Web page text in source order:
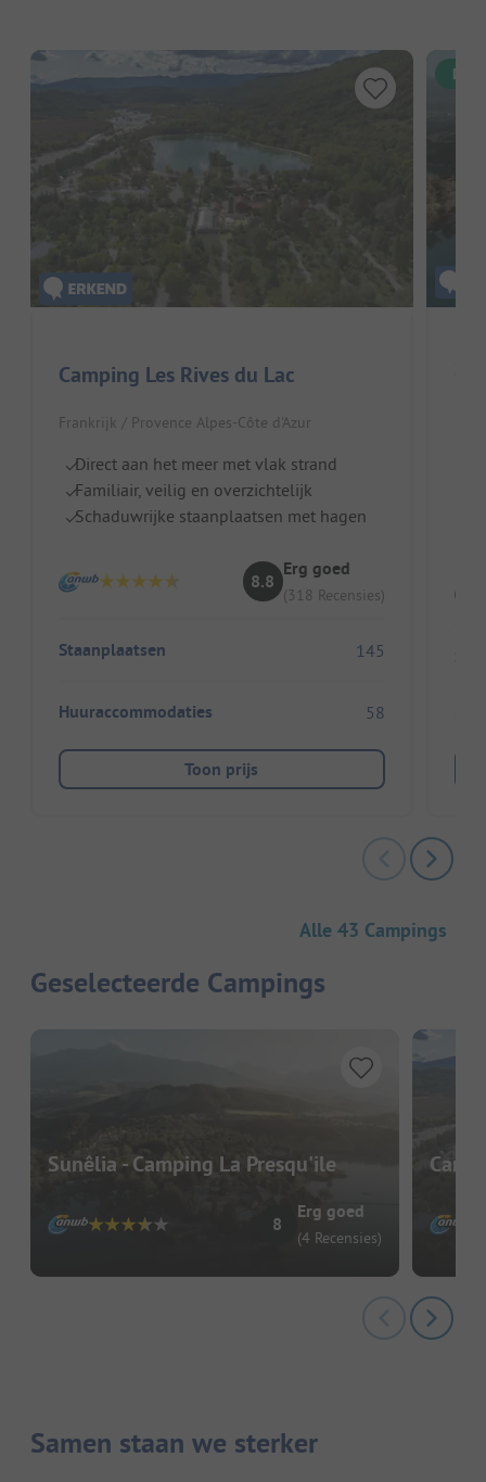
Camping Les Rives du Lac
Frankrijk / Provence Alpes-Côte d'Azur
Direct aan het meer met vlak strand
Familiair, veilig en overzichtelijk
Schaduwrijke staanplaatsen met hagen
8.8
Erg goed
(318 Recensies)
Staanplaatsen 145
Huuraccommodaties 58
Toon prijs
Alle 43 Campings
Geselecteerde Campings
Sunêlia - Camping La Presqu'ile
8
Erg goed
(4 Recensies)
Samen staan we sterker